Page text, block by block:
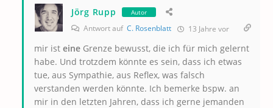
Jörg Rupp Autor
Antwort auf C. Rosenblatt 13 Jahre vor
mir ist eine Grenze bewusst, die ich für mich gelernt
habe. Und trotzdem könnte es sein, dass ich etwas
tue, aus Sympathie, aus Reflex, was falsch
verstanden werden könnte. Ich bemerke bspw. an
mir in den letzten Jahren, dass ich gerne jemanden